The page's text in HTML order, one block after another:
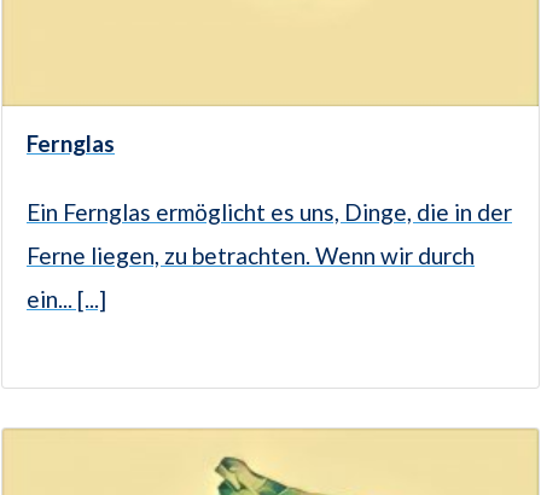
Fernglas
Ein Fernglas ermöglicht es uns, Dinge, die in der
Ferne liegen, zu betrachten. Wenn wir durch
ein... [...]